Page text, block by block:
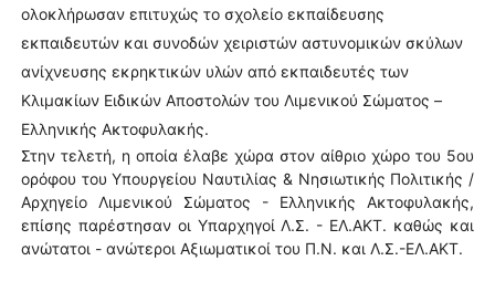
ολοκλήρωσαν επιτυχώς το σχολείο εκπαίδευσης
εκπαιδευτών και συνοδών χειριστών αστυνομικών σκύλων
ανίχνευσης εκρηκτικών υλών από εκπαιδευτές των
Κλιμακίων Ειδικών Αποστολών του Λιμενικού Σώματος –
Ελληνικής Ακτοφυλακής.
Στην τελετή, η οποία έλαβε χώρα στον αίθριο χώρο του 5ου
ορόφου του Υπουργείου Ναυτιλίας & Νησιωτικής Πολιτικής /
Αρχηγείο Λιμενικού Σώματος - Ελληνικής Ακτοφυλακής,
επίσης παρέστησαν οι Υπαρχηγοί Λ.Σ. - ΕΛ.ΑΚΤ. καθώς και
ανώτατοι - ανώτεροι Αξιωματικοί του Π.Ν. και Λ.Σ.-ΕΛ.ΑΚΤ.